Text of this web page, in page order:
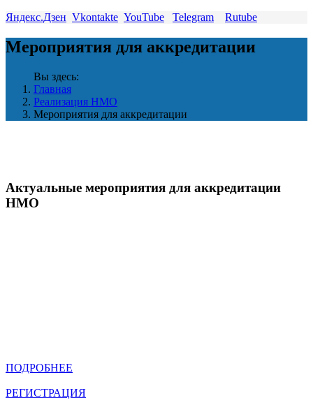
Яндекс.Дзен Vkontakte YouTube Telegram Rutube
Мероприятия для аккредитации
Вы здесь:
Главная
Реализация НМО
Мероприятия для аккредитации
Актуальные мероприятия для аккредитации
НМО
ПОДРОБНЕЕ
РЕГИСТРАЦИЯ